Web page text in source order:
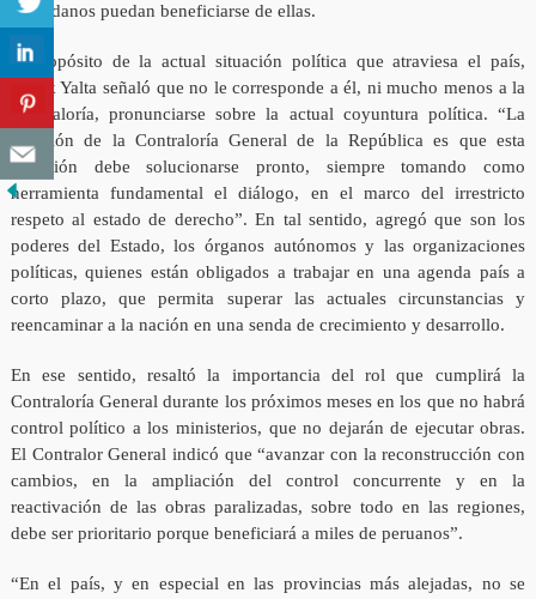
ciudadanos puedan beneficiarse de ellas.
A propósito de la actual situación política que atraviesa el país,
Shack Yalta señaló que no le corresponde a él, ni mucho menos a la
Contraloría, pronunciarse sobre la actual coyuntura política. “La
posición de la Contraloría General de la República es que esta
situación debe solucionarse pronto, siempre tomando como
herramienta fundamental el diálogo, en el marco del irrestricto
respeto al estado de derecho”. En tal sentido, agregó que son los
poderes del Estado, los órganos autónomos y las organizaciones
políticas, quienes están obligados a trabajar en una agenda país a
corto plazo, que permita superar las actuales circunstancias y
reencaminar a la nación en una senda de crecimiento y desarrollo.
En ese sentido, resaltó la importancia del rol que cumplirá la
Contraloría General durante los próximos meses en los que no habrá
control político a los ministerios, que no dejarán de ejecutar obras.
El Contralor General indicó que “avanzar con la reconstrucción con
cambios, en la ampliación del control concurrente y en la
reactivación de las obras paralizadas, sobre todo en las regiones,
debe ser prioritario porque beneficiará a miles de peruanos”.
“En el país, y en especial en las provincias más alejadas, no se